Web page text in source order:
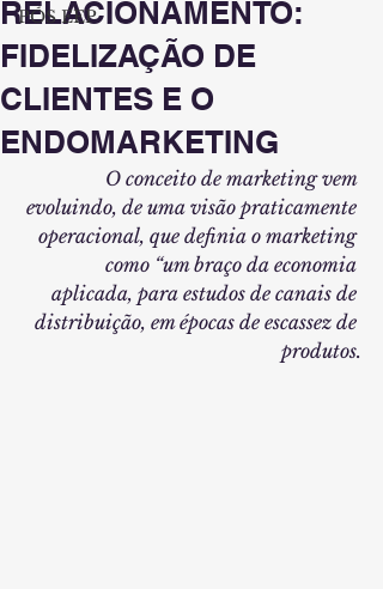
PÓS EEP
RELACIONAMENTO:
FIDELIZAÇÃO DE
CLIENTES E O
ENDOMARKETING
O conceito de marketing vem
evoluindo, de uma visão praticamente
operacional, que definia o marketing
como “um braço da economia
aplicada, para estudos de canais de
distribuição, em épocas de escassez de
produtos.